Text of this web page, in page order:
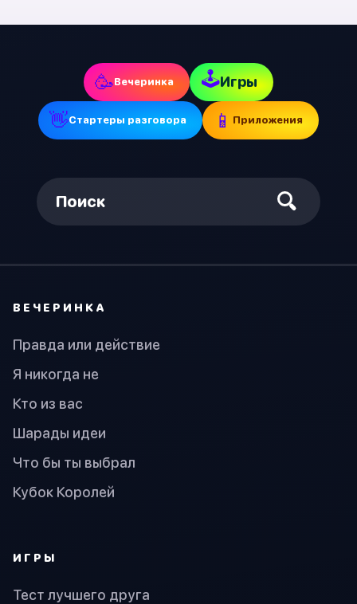
🥳Вечеринка 🕹Игры
👋Стартеры разговора 📱 Приложения
Поиск
ВЕЧЕРИНКА
Правда или действие
Я никогда не
Кто из вас
Шарады идеи
Что бы ты выбрал
Кубок Королей
ИГРЫ
Тест лучшего друга